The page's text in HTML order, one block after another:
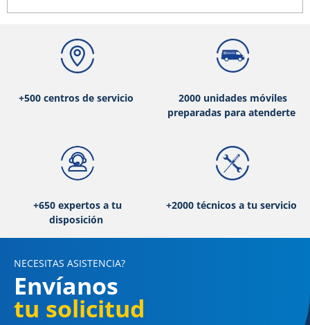
+500 centros de servicio
2000 unidades móviles
preparadas para atenderte
+650 expertos a tu
disposición
+2000 técnicos a tu servicio
NECESITAS ASISTENCIA?
Envíanos
tu solicitud